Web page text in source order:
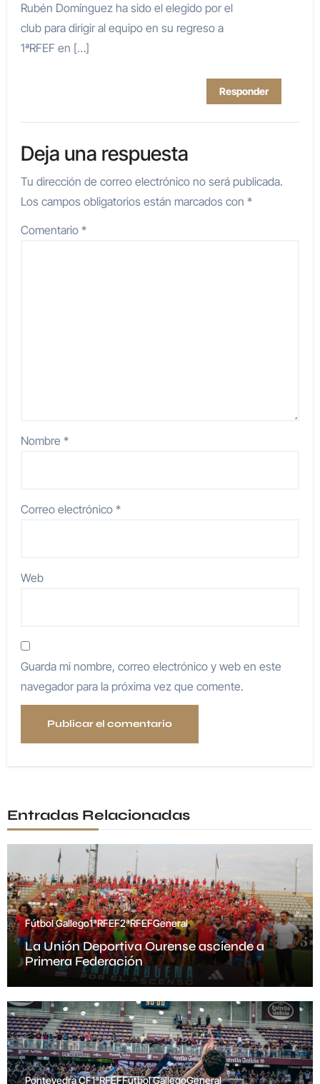
Rubén Domínguez ha sido el elegido por el
club para dirigir al equipo en su regreso a
1ªRFEF en […]
Responder
Deja una respuesta
Tu dirección de correo electrónico no será publicada.
Los campos obligatorios están marcados con *
Comentario *
Nombre *
Correo electrónico *
Web
Guarda mi nombre, correo electrónico y web en este
navegador para la próxima vez que comente.
Entradas Relacionadas
Fútbol Gallego1ªRFEF2ªRFEFGeneral
La Unión Deportiva Ourense asciende a
Primera Federación
Pontevedra CF1ªRFEFFútbol GallegoGeneral